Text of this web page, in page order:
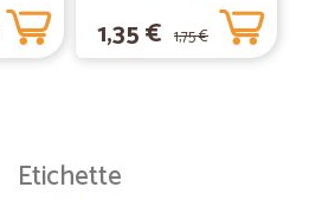
1,35 € 1,75 €
Etichette